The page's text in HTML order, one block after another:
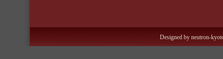
Designed by neutron-